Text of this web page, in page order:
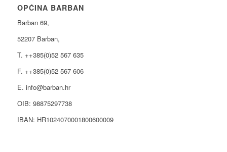
OPĆINA BARBAN
Barban 69,
52207 Barban,
T. ++385(0)52 567 635
F. ++385(0)52 567 606
E. info@barban.hr
OIB: 98875297738
IBAN: HR1024070001800600009